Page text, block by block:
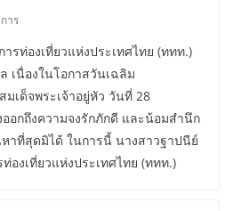
าร
รท่องเที่ยวแห่งประเทศไทย (ททท.)
เนื่องในโอกาสวันเฉลิม
เด็จพระเจ้าอยู่หัว วันที่ 28
อกถึงความจงรักภักดี และน้อมสำนึก
ที่สุดมิได้ ในการนี้ นางสาวฐาปนีย์
องเที่ยวแห่งประเทศไทย (ททท.)